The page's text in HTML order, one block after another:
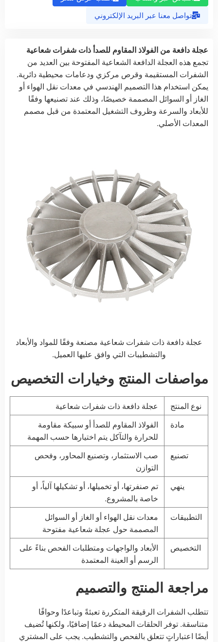
تواصل معنا عبر البريد الإلكتروني
عجلة دافعة من الفولاذ المقاوم للصدأ ذات شفرات شعاعية
تجمع هذه العجلة الدافعة الشعاعية المفتوحة بين العديد من
الشفرات المستقيمة وقرص مركزي ودعامات محيطية دائرية.
يمكن استخدام هذا التصميم الهندسي في معدات نقل الهواء أو
الغاز أو السوائل المصممة خصيصًا، وذلك عند تصنيعها وفقًا
للأبعاد والسرعة وظروف التشغيل المعتمدة من قبل مصمم
المعدات الأصلي.
عجلة دافعة ذات شفرات شعاعية مصنعة وفقًا للمواد والأبعاد
والتشطيبات التي وافق عليها العميل.
مواصفات المنتج وخيارات التخصيص
نوع المنتج
عجلة دافعة ذات شفرات شعاعية
مادة
الفولاذ المقاوم للصدأ أو سبيكة مقاومة
للحرارة والتآكل يتم اختيارها حسب المهمة
تصنيع
صب الاستثمار، وتصنيع المحاور، وفحص
التوازن
ينهي
تم صنفرتها، أو تخميلها، أو تشكيلها آلياً، أو
خاصة بالمشروع.
التطبيقات
معدات نقل الهواء أو الغاز أو السوائل
المصممة حول عجلة شعاعية مفتوحة
التخصيص
الأبعاد والواجهات ومتطلبات الفحص بناءً على
الرسم أو العينة المعتمدة
مراجعة المنتج والتصميم
تتطلب الشفرات الرقيقة المتكررة تعبئةً وتباعدًا وحوافًا
متناسقة. توفر الحلقات المحيطة دعمًا إضافيًا، ولكنها تُضيف
أيضًا اعتباراتٍ تتعلق بالفحص والتشطيب. يجب على المشتري